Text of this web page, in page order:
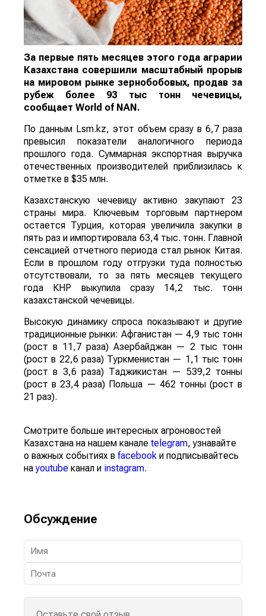
За первые пять месяцев этого года аграрии
Казахстана совершили масштабный прорыв
на мировом рынке зернобобовых, продав за
рубеж более 93 тыс тонн чечевицы,
сообщает World of NAN .
По данным Lsm.kz, этот объем сразу в 6,7 раза
превысил показатели аналогичного периода
прошлого года. Суммарная экспортная выручка
отечественных производителей приблизилась к
отметке в $35 млн.
Казахстанскую чечевицу активно закупают 23
страны мира. Ключевым торговым партнером
остается Турция, которая увеличила закупки в
пять раз и импортировала 63,4 тыс. тонн. Главной
сенсацией отчетного периода стал рынок Китая.
Если в прошлом году отгрузки туда полностью
отсутствовали, то за пять месяцев текущего
года КНР выкупила сразу 14,2 тыс. тонн
казахстанской чечевицы.
Высокую динамику спроса показывают и другие
традиционные рынки: Афганистан — 4,9 тыс тонн
(рост в 11,7 раза) Азербайджан — 2 тыс тонн
(рост в 22,6 раза) Туркменистан — 1,1 тыс тонн
(рост в 3,6 раза) Таджикистан — 539,2 тонны
(рост в 23,4 раза) Польша — 462 тонны (рост в
21 раз).
Смотрите больше интересных агроновостей
Казахстана на нашем канале telegram, узнавайте
о важных событиях в facebook и подписывайтесь
наyoutube канал и instagram.
Обсуждение